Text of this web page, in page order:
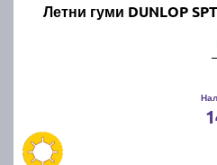
Летни гуми DUNLOP